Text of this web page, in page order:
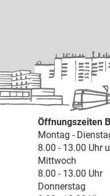
Öffnungszeiten
Montag -
8.00 - 13.00 Uhr
Mittwoch
8.00 - 13.00 Uhr
Donnerstag